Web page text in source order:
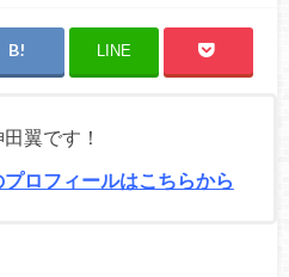
LINE
翼です！
プロフィールはこちらから